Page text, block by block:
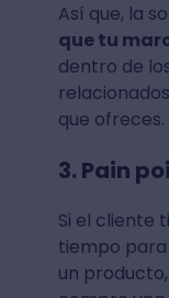
Así que, la
que tu
dentro de
que ofreces.
3. Pain
Si el cliente
tiempo
un